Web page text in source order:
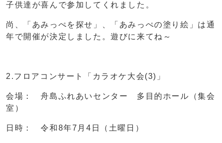
子供達が喜んで参加してくれました。
尚、「あみっぺを探せ」、「あみっぺの塗り絵」は通
年で開催が決定しました。遊びに来てね～
2.フロアコンサート「カラオケ大会(3)」
会場： 舟島ふれあいセンター 多目的ホール（集会
室）
日時： 令和8年7月4日（土曜日）